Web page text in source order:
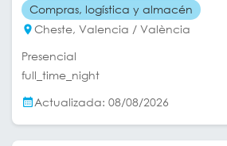
Compras, logística y almacén
Cheste, Valencia / València
Presencial
full_time_night
Actualizada: 08/08/2026